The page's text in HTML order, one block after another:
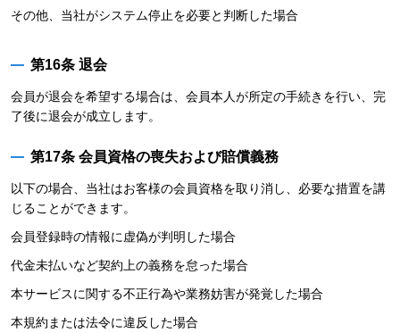
その他、当社がシステム停止を必要と判断した場合
第16条 退会
会員が退会を希望する場合は、会員本人が所定の手続きを行い、完
了後に退会が成立します。
第17条 会員資格の喪失および賠償義務
以下の場合、当社はお客様の会員資格を取り消し、必要な措置を講
じることができます。
会員登録時の情報に虚偽が判明した場合
代金未払いなど契約上の義務を怠った場合
本サービスに関する不正行為や業務妨害が発覚した場合
本規約または法令に違反した場合